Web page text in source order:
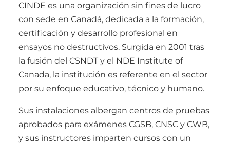
CINDE es una organización sin fines de lucro
con sede en Canadá, dedicada a la formación,
certificación y desarrollo profesional en
ensayos no destructivos. Surgida en 2001 tras
la fusión del CSNDT y el NDE Institute of
Canada, la institución es referente en el sector
por su enfoque educativo, técnico y humano.
Sus instalaciones albergan centros de pruebas
aprobados para exámenes CGSB, CNSC y CWB,
y sus instructores imparten cursos con un